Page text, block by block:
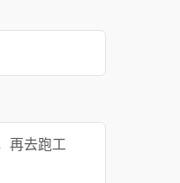
再去跑工